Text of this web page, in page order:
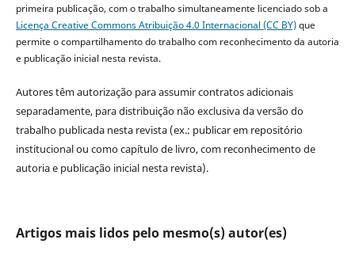
primeira publicação, com o trabalho simultaneamente licenciado sob a
Licença Creative Commons Atribuição 4.0 Internacional (CC BY)que
permite o compartilhamento do trabalho com reconhecimento da autoria
e publicação inicial nesta revista.
Autores têm autorização para assumir contratos adicionais
separadamente, para distribuição não exclusiva da versão do
trabalho publicada nesta revista (ex.: publicar em repositório
institucional ou como capítulo de livro, com reconhecimento de
autoria e publicação inicial nesta revista).
Artigos mais lidos pelo mesmo(s) autor(es)